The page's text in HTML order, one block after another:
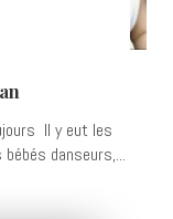
Il y eut les
danseurs,...